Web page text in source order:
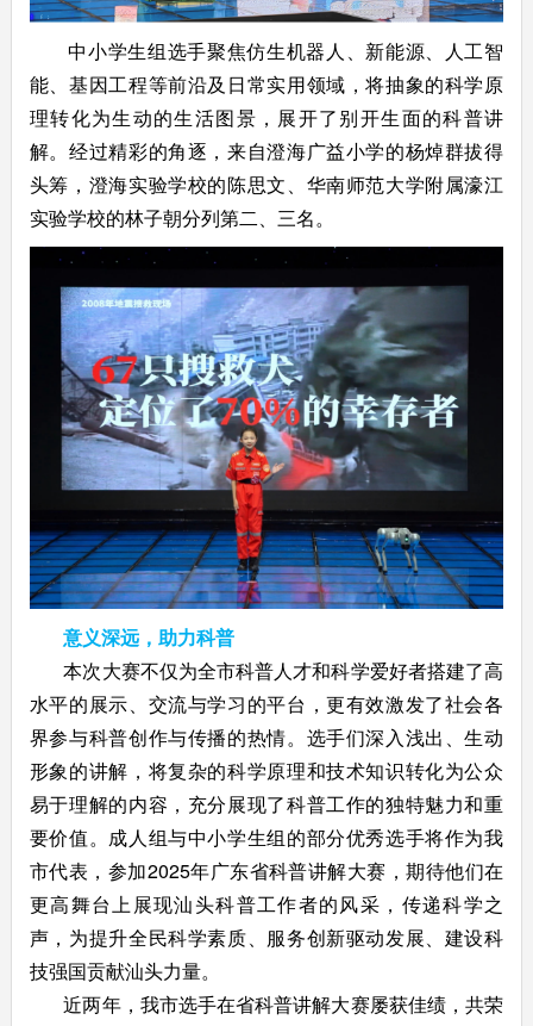
中小学生组选手聚焦仿生机器人、新能源、人工智
能、基因工程等前沿及日常实用领域，将抽象的科学原
理转化为生动的生活图景，展开了别开生面的科普讲
解。经过精彩的角逐，来自澄海广益小学的杨焯群拔得
头筹，澄海实验学校的陈思文、华南师范大学附属濠江
实验学校的林子朝分列第二、三名。
意义深远，助力科普
本次大赛不仅为全市科普人才和科学爱好者搭建了高
水平的展示、交流与学习的平台，更有效激发了社会各
界参与科普创作与传播的热情。选手们深入浅出、生动
形象的讲解，将复杂的科学原理和技术知识转化为公众
易于理解的内容，充分展现了科普工作的独特魅力和重
要价值。成人组与中小学生组的部分优秀选手将作为我
市代表，参加2025年广东省科普讲解大赛，期待他们在
更高舞台上展现汕头科普工作者的风采，传递科学之
声，为提升全民科学素质、服务创新驱动发展、建设科
技强国贡献汕头力量。
近两年，我市选手在省科普讲解大赛屡获佳绩，共荣